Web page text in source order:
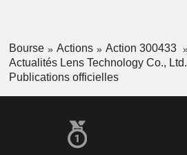
Bourse Actions
Action 300433
Actualités Lens Technology Co., Ltd.
Publications officielles